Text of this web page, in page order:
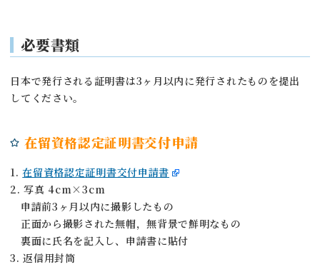
必要書類
日本で発行される証明書は3ヶ月以内に発行されたものを提出
してください。
在留資格認定証明書交付申請
1.在留資格認定証明書交付申請書
2. 写真 4cm×3cm
申請前3ヶ月以内に撮影したもの
正面から撮影された無帽，無背景で鮮明なもの
裏面に氏名を記入し、申請書に貼付
3. 返信用封筒